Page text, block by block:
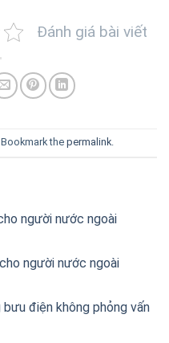
Đánh giá bài viết
Bookmark the permalink.
người nước ngoài
người nước ngoài
điện không phỏng vấn